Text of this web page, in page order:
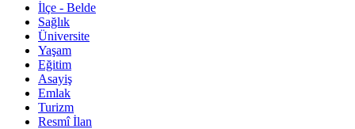
İlçe - Belde
Sağlık
Üniversite
Yaşam
Eğitim
Asayiş
Emlak
Turizm
Resmî İlan